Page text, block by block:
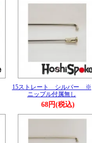
15ストレート シルバー ※
ニップル付属無し
68円(税込)